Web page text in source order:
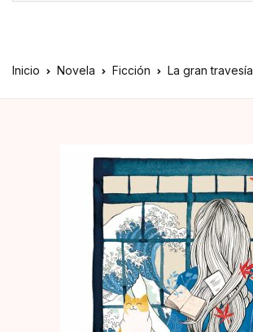
Inicio Novela Ficción La gran travesía